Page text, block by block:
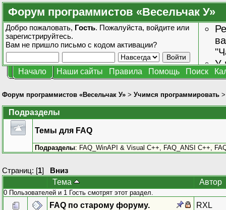
Форум программистов «Весельчак У»
Добро пожаловать, Гость. Пожалуйста, войдите или
зарегистрируйтесь.
Вам не пришло письмо с кодом активации?
У
Начало Наши сайты Правила Помощь Поиск
Форум программистов «Весельчак У» > Учимся программировать
Подразделы
Темы для FAQ
Подразделы: FAQ_WinAPI & Visual C++ FAQ_ANSI C++
Страниц: [1] Вниз
Тема
Автор
0 Пользователей и 1 Гость смотрят этот раздел.
FAQ по старому форуму. RXL